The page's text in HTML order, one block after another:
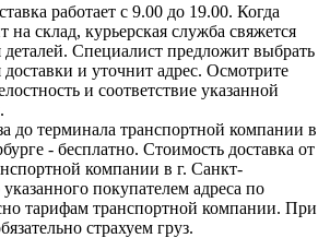
работает с 9.00 до 19.00. Когда
на склад, курьерская служба свяжется
деталей. Специалист предложит выбрать
доставки и уточнит адрес. Осмотрите
и соответствие указанной
до терминала транспортной компании в
- бесплатно. Стоимость доставка от
компании в г. Санкт-
покупателем адреса по
тарифам транспортной компании. При
страхуем груз.